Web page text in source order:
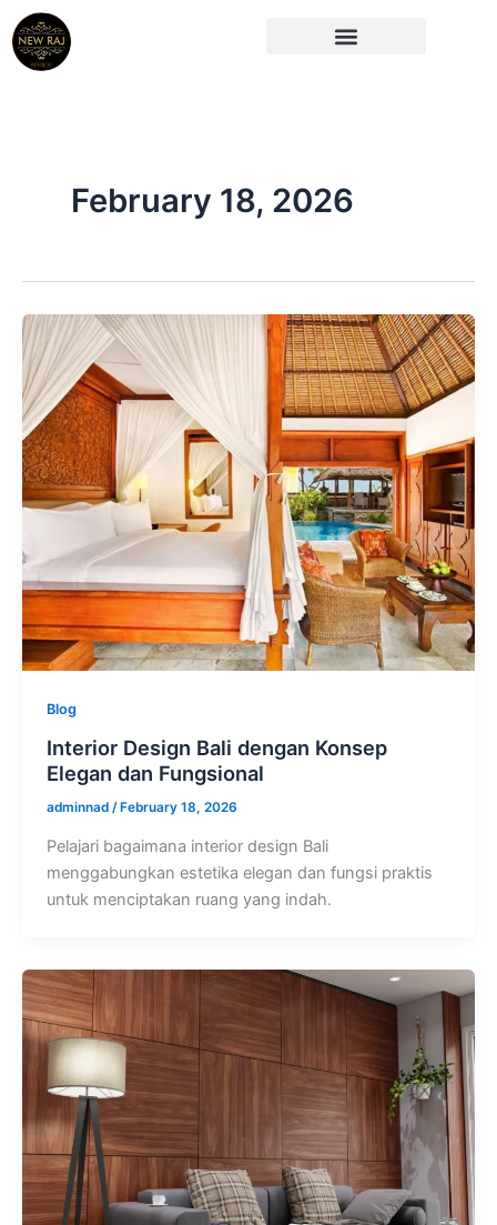
Skip
to
content
February 18, 2026
Blog
Interior Design Bali dengan Konsep
Elegan dan Fungsional
adminnad / February 18, 2026
Pelajari bagaimana interior design Bali
menggabungkan estetika elegan dan fungsi praktis
untuk menciptakan ruang yang indah.